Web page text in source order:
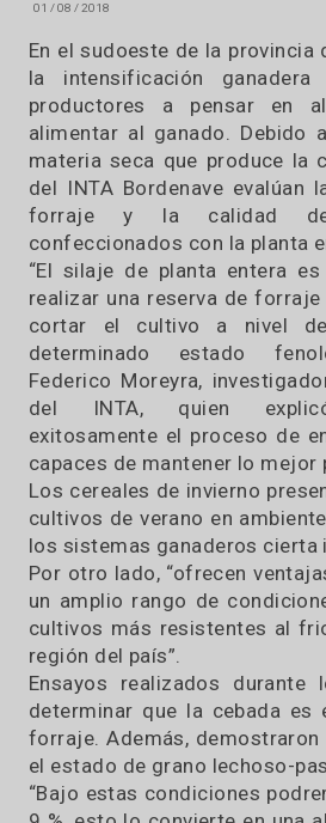
Técnicos del INTA
entera, elaborados con
sudoeste bonaerense.
En el sudoeste de la
la intensificación
productores a pensar
alimentar al ganado.
materia seca que produce
del INTA Bordenave
forraje y la
confeccionados con la
“El silaje de planta
realizar una reserva de
cortar el cultivo a
determinado estado
Federico Moreyra,
del INTA, quien
exitosamente el proceso
capaces de mantener lo
Los cereales de invierno
cultivos de verano en
los sistemas ganaderos
Por otro lado, “ofrecen
un amplio rango de
cultivos más resistentes